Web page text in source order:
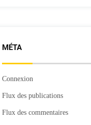
MÉTA
Connexion
Flux des publications
Flux des commentaires